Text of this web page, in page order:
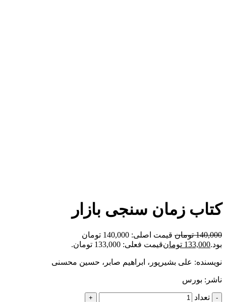
کتاب زمان سنجی بازار
140,000 تومان
قیمت اصلی: 140,000 تومان
بود.133,000 تومانقیمت فعلی: 133,000 تومان.
نویسنده: علی بشیرپور، ابراهیم صابر، حسین محسنی
ناشر: بورس
تعداد